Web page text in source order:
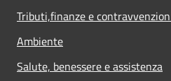
Tributi,finanze e
Ambiente
Salute, benessere e assistenza